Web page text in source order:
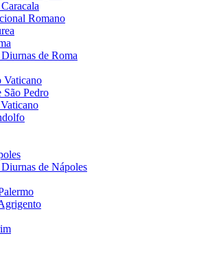
Romano
de Roma
Vaticano
São Pedro
de Nápoles